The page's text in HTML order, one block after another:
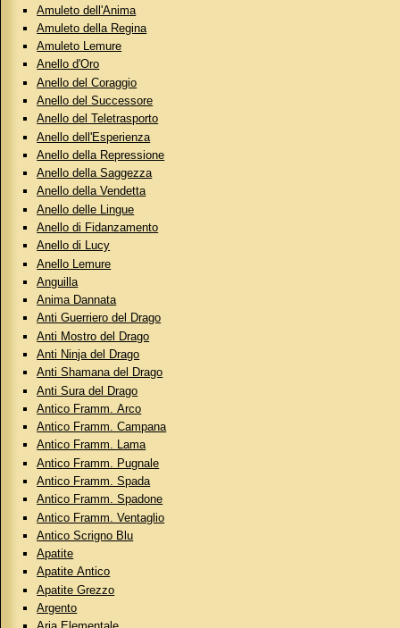
Amuleto dell'Anima
Amuleto della Regina
Amuleto Lemure
Anello d'Oro
Anello del Coraggio
Anello del Successore
Anello del Teletrasporto
Anello dell'Esperienza
Anello della Repressione
Anello della Saggezza
Anello della Vendetta
Anello delle Lingue
Anello di Fidanzamento
Anello di Lucy
Anello Lemure
Anguilla
Anima Dannata
Anti Guerriero del Drago
Anti Mostro del Drago
Anti Ninja del Drago
Anti Shamana del Drago
Anti Sura del Drago
Antico Framm. Arco
Antico Framm. Campana
Antico Framm. Lama
Antico Framm. Pugnale
Antico Framm. Spada
Antico Framm. Spadone
Antico Framm. Ventaglio
Antico Scrigno Blu
Apatite
Apatite Antico
Apatite Grezzo
Argento